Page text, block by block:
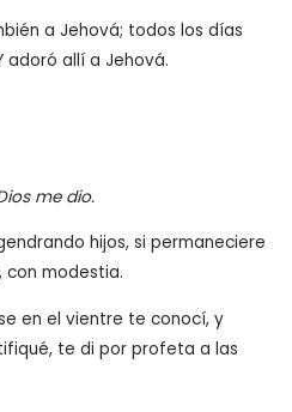
a Jehová; todos los días
adoró allí a Jehová.
me dio.
hijos, si permaneciere
con modestia.
en el vientre te conocí, y
te di por profeta a las